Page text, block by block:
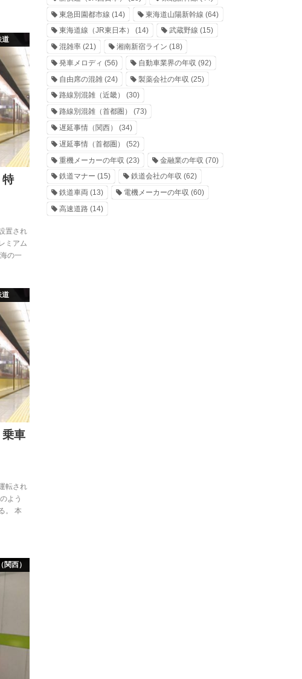
道
特
置され
ミアム
の一
道
車
転され
よう
。 本
関西）
東急田園都市線 (14) 東海道山陽新幹線 (64)
東海道線（JR東日本）
(14) 武蔵野線 (15)
混雑率 (21) 湘南新宿ライン (18)
発車メロディ (56) 自動車業界の年収 (92)
自由席の混雑 (24) 製薬会社の年収 (25)
路線別混雑（近畿）
(30)
路線別混雑（首都圏）
(73)
遅延事情（関西）
(34)
遅延事情（首都圏）
(52)
重機メーカーの年収 (23) 金融業の年収 (70)
鉄道マナー (15) 鉄道会社の年収 (62)
鉄道車両 (13) 電機メーカーの年収 (60)
高速道路 (14)